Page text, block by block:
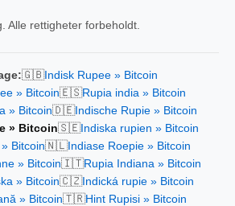
Alle rettigheter forbeholdt.
🇬🇧Indisk Rupee » Bitcoin
» Bitcoin🇪🇸Rupia india » Bitcoin
» Bitcoin🇩🇪Indische Rupie » Bitcoin
» Bitcoin🇸🇪Indiska rupien » Bitcoin
Bitcoin🇳🇱Indiase Roepie » Bitcoin
» Bitcoin🇮🇹Rupia Indiana » Bitcoin
» Bitcoin🇨🇿Indická rupie » Bitcoin
» Bitcoin🇹🇷Hint Rupisi » Bitcoin